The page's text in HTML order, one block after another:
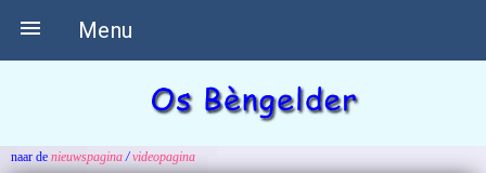
Menu

naar de nieuwspagina/videopagina